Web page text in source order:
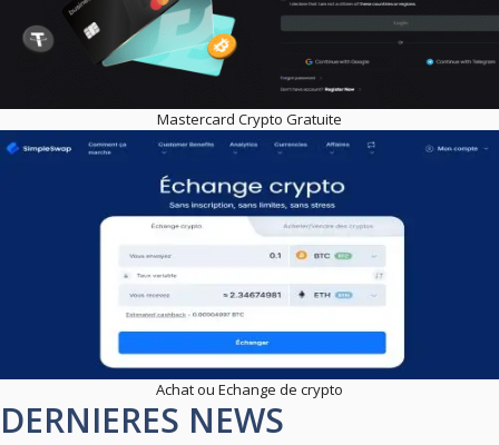
Mastercard Crypto Gratuite
Achat ou Echange de crypto
DERNIERES NEWS